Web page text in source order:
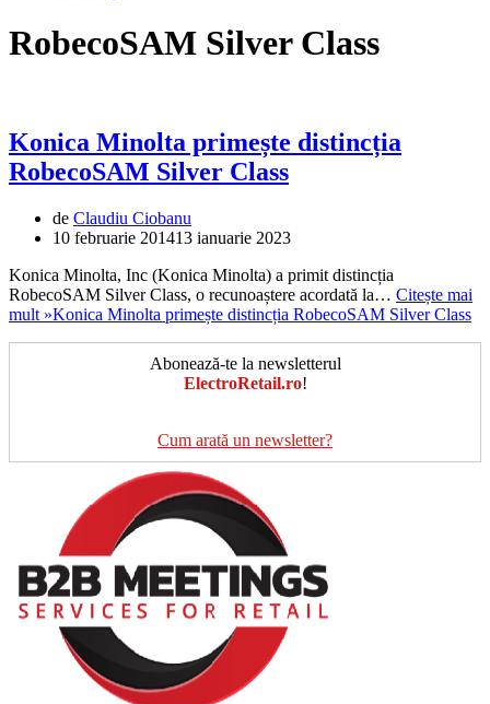
RobecoSAM Silver Class
Konica Minolta primește distincția
RobecoSAM Silver Class
de Claudiu Ciobanu
10 februarie 201413 ianuarie 2023
Konica Minolta, Inc (Konica Minolta) a primit distincția
RobecoSAM Silver Class, o recunoaștere acordată la… Citește mai
mult »Konica Minolta primește distincția RobecoSAM Silver Class
Abonează-te la newsletterul
ElectroRetail.ro!
Cum arată un newsletter?